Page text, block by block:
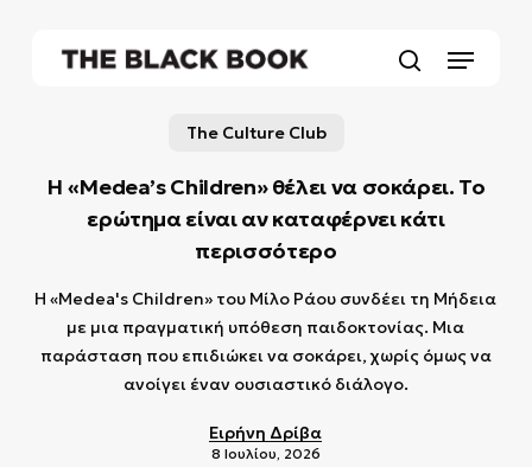
Menu
The Culture Club
Η «Medea’s Children» θέλει να σοκάρει. Το
ερώτημα είναι αν καταφέρνει κάτι
περισσότερο
Η «Medea's Children» του Μίλο Ράου συνδέει τη Μήδεια
με μια πραγματική υπόθεση παιδοκτονίας. Μια
παράσταση που επιδιώκει να σοκάρει, χωρίς όμως να
ανοίγει έναν ουσιαστικό διάλογο.
Ειρήνη Δρίβα
8 Ιουλίου, 2026